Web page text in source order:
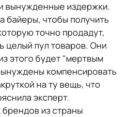
вынужденные издержки.
байеры, чтобы получить
точно продадут,
целый пул товаров. Они
этого будет "мертвым
компенсировать
на ту вещь, что
эксперт.
из страны